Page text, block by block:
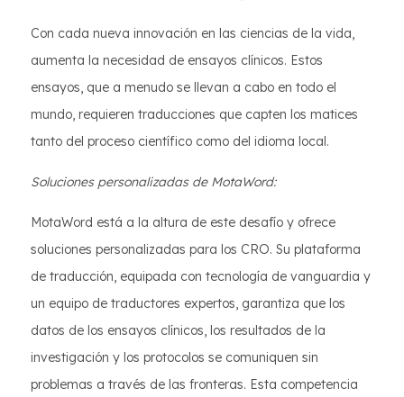
Con cada nueva innovación en las ciencias de la vida,
aumenta la necesidad de ensayos clínicos. Estos
ensayos, que a menudo se llevan a cabo en todo el
mundo, requieren traducciones que capten los matices
tanto del proceso científico como del idioma local.
Soluciones personalizadas de MotaWord:
MotaWord está a la altura de este desafío y ofrece
soluciones personalizadas para los CRO. Su plataforma
de traducción, equipada con tecnología de vanguardia y
un equipo de traductores expertos, garantiza que los
datos de los ensayos clínicos, los resultados de la
investigación y los protocolos se comuniquen sin
problemas a través de las fronteras. Esta competencia